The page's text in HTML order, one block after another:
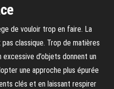
de vouloir trop en faire. La
classique. Trop de matières
d’objets donnent un
une approche plus épurée
clés et en laissant respirer